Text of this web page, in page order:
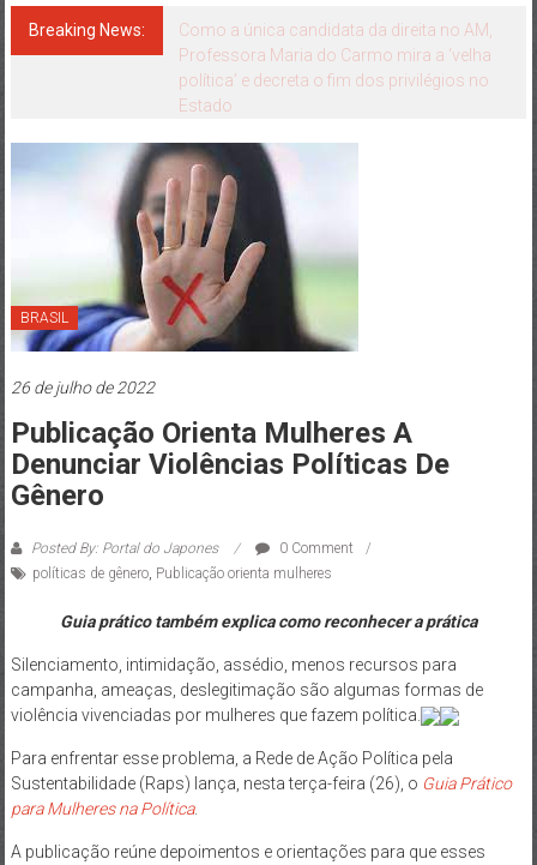
mais
perto
Breaking News:
“A missão não acabou”, afirma coronel
Vinícius Almeida durante convenção da
Federação União Progressista e do
Podemos
BRASIL
26 de julho de 2022
Publicação Orienta Mulheres A
Denunciar Violências Políticas De
Gênero
Posted By: Portal do Japones
0 Comment
políticas de gênero, Publicação orienta mulheres
Guia prático também explica como reconhecer a prática
Silenciamento, intimidação, assédio, menos recursos para
campanha, ameaças, deslegitimação são algumas formas de
violência vivenciadas por mulheres que fazem política.
Para enfrentar esse problema, a Rede de Ação Política pela
Sustentabilidade (Raps) lança, nesta terça-feira (26), o Guia Prático
para Mulheres na Política.
A publicação reúne depoimentos e orientações para que esses